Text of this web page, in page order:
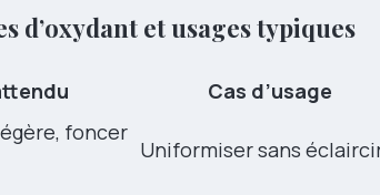
d’oxydant et usages typiques
Cas d’usage
foncer
Uniformiser sans